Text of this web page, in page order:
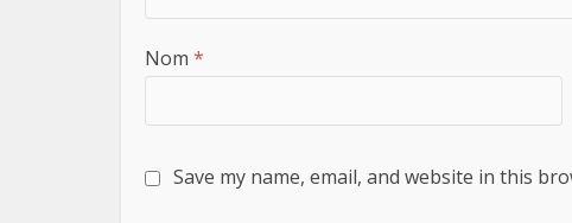
Nom *
Save my name, email, and website in this